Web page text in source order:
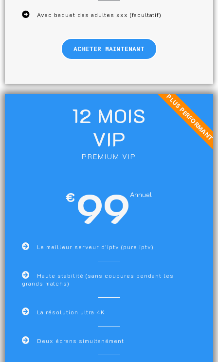
Avec baquet des adultes xxx (facultatif)
ACHETER MAINTENANT
12 MOIS
VIP
PREMIUM VIP
€ 99Annuel
Le meilleur serveur d'iptv (pure iptv)
Haute stabilité (sans coupures pendant les
grands matchs)
La résolution ultra 4K
Deux écrans simultanément
PLUS PERFORMANT